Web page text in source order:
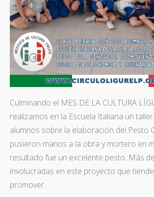
Culminando el MES DE LA CULTURA
realizamos en la Escuela Italiana un
alumnos sobre la elaboración del Pesto
pusieron manos a la obra y mortero en
resultado fue un excelente pesto. Más
involucradas en este proyecto que
promover…